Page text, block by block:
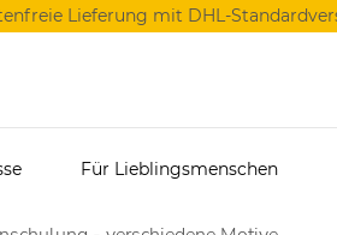
Lieferung mit DHL-
Für Lieblingsmenschen